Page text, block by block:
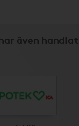
även handlat